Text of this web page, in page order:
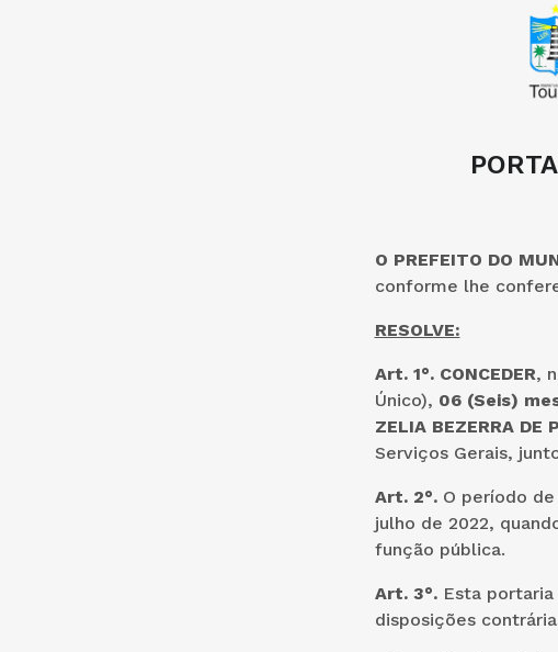
O PREFEITO DO
conforme lhe
RESOLVE:
Art. 1°. CONCEDER,
Único), 06 (Seis)
ZELIA BEZERRA DE
Serviços Gerais,
Art. 2°.O período de
julho de 2022,
função pública.
Art. 3°.Esta portaria
disposições